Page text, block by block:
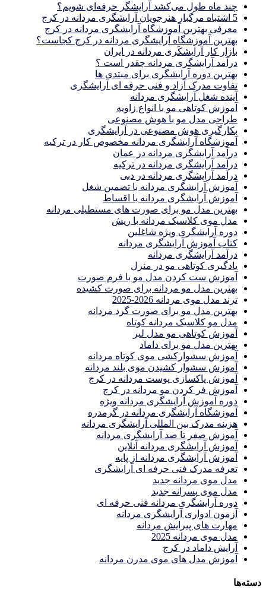
چند ماه طول می‌کشد آرایشگر حرفه‌ای شویم؟
5 اشتباه مرگبار هنرجویان آرایشگری مردانه در کرج
معرفی بهترین آموزشگاه آرایشگری مردانه در کرج
بهترین آموزشگاه آرایشگری مردانه در کرج کجاست؟
بازار كار آرايشكَرى مردانه در ايران
درآمد آرایشگری مردانه چقدر است ؟
بهترین دوره آرایشگری برای مبتدی ها
تفاوت مدرک آزاد و فنی حرفه ای آرایشگری
آینده شغل آرایشگری مردانه
آموزش کوتاهی مو با انواع زاویه
طراحی مدل مو با هوش مصنوعی
بکارگیری هوش مصنوعی در آرایشگری
آموزشگاه آرایشگری مردانه مخصوص کار در ترکیه
درآمد آرایشگری مردانه در عمان
درآمد آرایشگری مردانه در ترکیه
درآمد آرایشگری مردانه در دبی
آموزش آرایشگری مردانه با تضمین شغل
آموزش آرایشگری مردانه با اقساط
بهترین مدل مو برای صورت های مستطیلی مردانه
مدل موی کلاسیک مردانه با ریش
دوره آرایشگری ویژه شاغلین
کتاب آموزش آرایشگری مردانه
درآمد آرایشگری مردانه
یادگیری كوتاهى مو در منزل
آموزش ست كردن مدل مو با فرم صورت
بهترین مدل مو مردانه برای صورت کشیده
ترند مدل موی مردانه 2026-2025
بهترين مدل مو براى صورت گرد مردانه
مدل مو کلاسیک مردانه کوتاه
آموزش کوتاهی مو مدل لیر
بهترین مدل مو برای داماد
آموزش سشوارکشی موی کوتاه مردانه
آموزش سشوار کشیدن موی بلند مردانه
آموزش پاکسازی پوست مردانه در کرج
آموزش فر کردن مو مردانه در کرج
دوره آموزش آرایشگری مردانه ویژه
آموزشگاه آرایشگری مردانه در گرمدره
هزینه مدرک بین المللی آرایشگری مردانه
آموزش صفر تا صد آرایشگری مردانه
آموزش آرایشگری مردانه آنلاین
آموزش آرایشگری مردانه از پایه
تعرفه مدرک فنی حرفه ای آرایشگری
مدل موی مردانه جدید
مدل موی پسرانه جدید
دوره آرایشگری مردانه فنی حرفه ای
آزمون ادواری آرایشگری مردانه
مهارت های پیرایش مردانه
مدل موی مردانه 2025
آرایش داماد در کرج
آموزش مدل های موی مدرن مردانه
دسته‌ها